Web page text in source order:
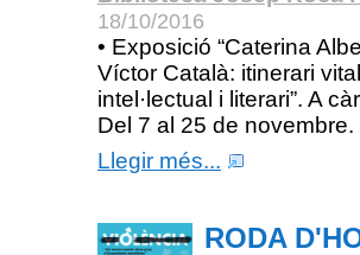
18/10/2016
• Exposició “Caterina
Víctor Català: itinerari
intel·lectual i literari”. A
Del 7 al 25 de novembre.
Llegir més...
RODA